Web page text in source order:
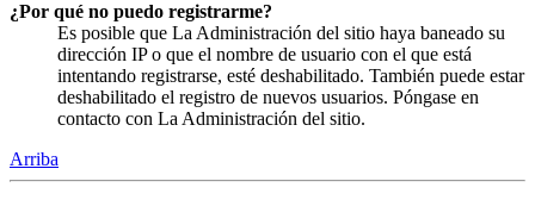
¿Por qué no puedo registrarme?
Es posible que La Administración del sitio haya baneado su
dirección IP o que el nombre de usuario con el que está
intentando registrarse, esté deshabilitado. También puede estar
deshabilitado el registro de nuevos usuarios. Póngase en
contacto con La Administración del sitio.
Arriba